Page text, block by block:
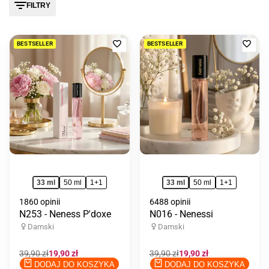
FILTRY
BESTSELLER
Dodaj
do
ulubionych
33 ml 50 ml 1+1
1860 opinii
N253 - Neness P'doxe
Damski
Cena
regularna
39,90 złCena
promocyjna
19,90 zł
DODAJ DO KOSZYKA
BESTSELLER
do
33 ml 50 ml 1+1
6488 opinii
N016 - Nenessi
Damski
Cena
regularna
39,90 złCena
promocyjna
19,90 zł
DODAJ DO KOSZYKA